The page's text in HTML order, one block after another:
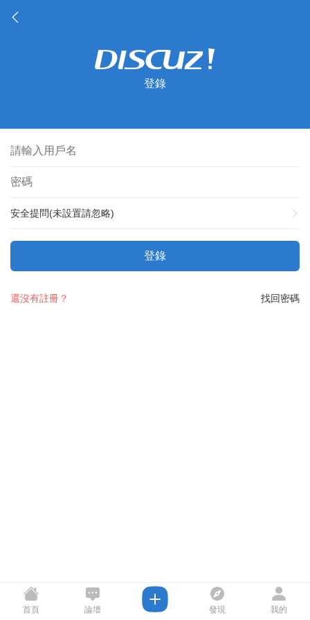
登錄
安全提問(未設置請忽略)
登錄
找回密碼
還沒有註冊？
首頁 論壇 發現 我的